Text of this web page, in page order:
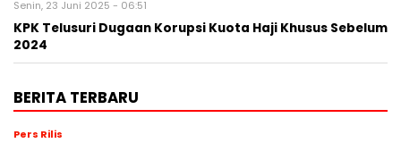
Senin, 23 Juni 2025 - 06:51
KPK Telusuri Dugaan Korupsi Kuota Haji Khusus Sebelum
2024
BERITA TERBARU
Pers Rilis